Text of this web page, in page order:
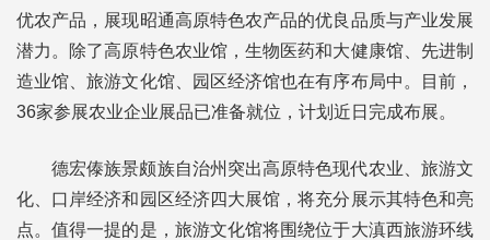
优农产品，展现昭通高原特色农产品的优良品质与产业发展
潜力。除了高原特色农业馆，生物医药和大健康馆、先进制
造业馆、旅游文化馆、园区经济馆也在有序布局中。目前，
36家参展农业企业展品已准备就位，计划近日完成布展。
德宏傣族景颇族自治州突出高原特色现代农业、旅游文
化、口岸经济和园区经济四大展馆，将充分展示其特色和亮
点。值得一提的是，旅游文化馆将围绕位于大滇西旅游环线